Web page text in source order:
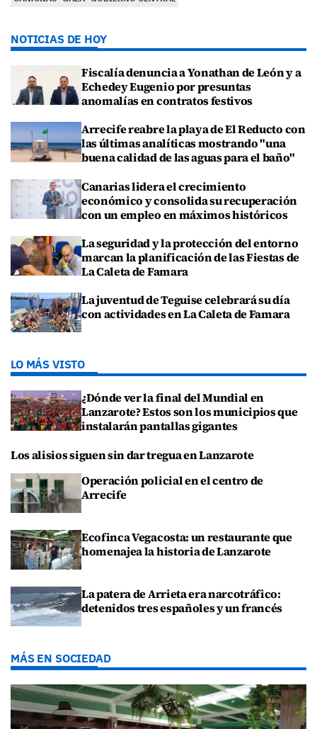
NOTICIAS DE HOY
Fiscalía denuncia a Yonathan de León y a
Echedey Eugenio por presuntas
anomalías en contratos festivos
Arrecife reabre la playa de El Reducto con
las últimas analíticas mostrando "una
buena calidad de las aguas para el baño"
Canarias lidera el crecimiento
económico y consolida su recuperación
con un empleo en máximos históricos
La seguridad y la protección del entorno
marcan la planificación de las Fiestas de
La Caleta de Famara
La juventud de Teguise celebrará su día
con actividades en La Caleta de Famara
LO MÁS VISTO
¿Dónde ver la final del Mundial en
Lanzarote? Estos son los municipios que
instalarán pantallas gigantes
Los alisios siguen sin dar tregua en Lanzarote
Operación policial en el centro de
Arrecife
Ecofinca Vegacosta: un restaurante que
homenajea la historia de Lanzarote
La patera de Arrieta era narcotráfico:
detenidos tres españoles y un francés
MÁS EN SOCIEDAD